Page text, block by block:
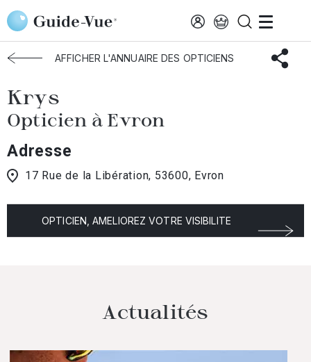
Aller au contenu principal
Accueil Choisir mon opticien Krys
AFFICHER L'ANNUAIRE DES OPTICIENS
Krys
Opticien à Evron
Adresse
17 Rue de la Libération, 53600, Evron
OPTICIEN, AMELIOREZ VOTRE VISIBILITE
Actualités